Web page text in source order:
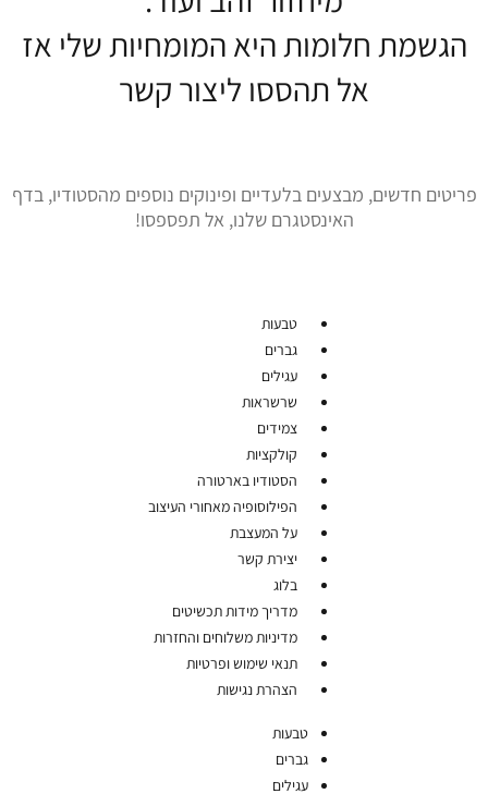
הגשמת חלומות היא המומחיות שלי אז
אל תהססו ליצור קשר
פריטים חדשים, מבצעים בלעדיים ופינוקים נוספים מהסטודיו, בדף
האינסטגרם שלנו, אל תפספסו!
טבעות
גברים
עגילים
שרשראות
צמידים
קולקציות
הסטודיו בארטורה
הפילוסופיה מאחורי העיצוב
על המעצבת
יצירת קשר
בלוג
מדריך מידות תכשיטים
מדיניות משלוחים והחזרות
תנאי שימוש ופרטיות
הצהרת נגישות
טבעות
גברים
עגילים